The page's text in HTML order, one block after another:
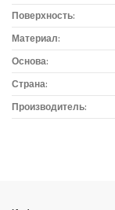
Поверхность:
Материал:
Основа:
Страна:
Производитель:
"Румянцево",